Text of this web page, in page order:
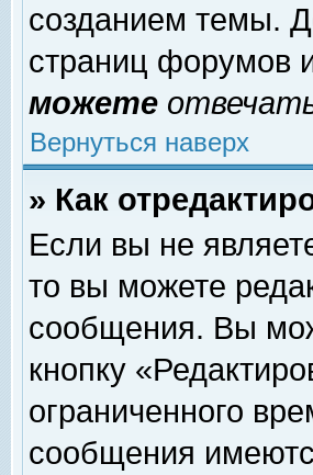
созданием темы.
страниц форумов
можете
Вернуться наверх
» Как
Если вы не
то вы можете
сообщения. Вы
кнопку
ограниченного
сообщения